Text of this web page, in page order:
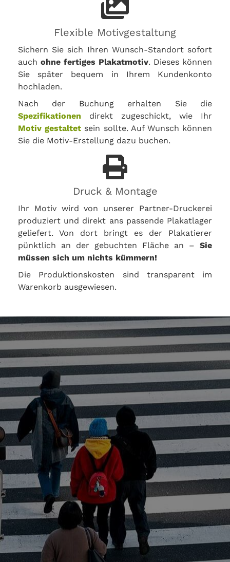
Flexible Motivgestaltung
Sichern Sie sich Ihren Wunsch-Standort sofort
auch ohne fertiges Plakatmotiv. Dieses können
Sie später bequem in Ihrem Kundenkonto
hochladen.
Nach der Buchung erhalten Sie die
Spezifikationen direkt zugeschickt, wie Ihr
Motiv gestaltet sein sollte. Auf Wunsch können
Sie die Motiv-Erstellung dazu buchen.
Druck & Montage
Ihr Motiv wird von unserer Partner-Druckerei
produziert und direkt ans passende Plakatlager
geliefert. Von dort bringt es der Plakatierer
pünktlich an der gebuchten Fläche an – Sie
müssen sich um nichts kümmern!
Die Produktionskosten sind transparent im
Warenkorb ausgewiesen.